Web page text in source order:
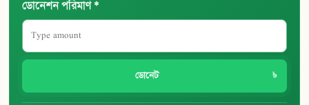
ডোনেশন পরিমাণ *
ডোনেট